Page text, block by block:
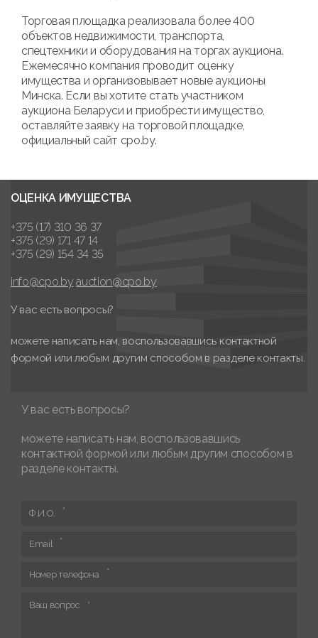
Торговая площадка реализовала более 400
объектов недвижимости, транспорта,
спецтехники и оборудования на торгах аукциона.
Ежемесячно компания проводит оценку
имущества и организовывает новые аукционы
Минска. Если вы хотите стать участником
аукциона Беларуси и приобрести имущество,
оставляйте заявку на торговой площадке,
официальный сайт cpo.by.
ОЦЕНКА ИМУЩЕСТВА
+375 (17) 310 36 37
+375 (29) 171 47 14
+375 (29) 154 34 35
info@cpo.by auction@cpo.by
У вас есть вопросы?
можете написать нам, воспользовавшись контактной
формой или любым другим способом в разделе контакты.
У вас есть вопросы?
можете написать нам, воспользовавшись
контактной формой или любым другим способом в
разделе контакты.
Ф.И.О.
Email
Номер телефона
Ваш вопрос